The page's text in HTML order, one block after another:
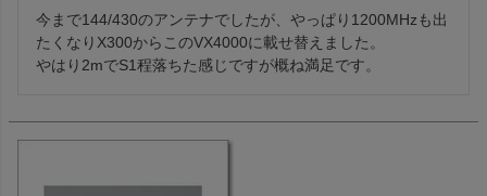
今まで144/430のアンテナでしたが、やっぱり1200MHzも出
たくなりX300からこのVX4000に載せ替えました。
やはり2mでS1程落ちた感じですが概ね満足です。